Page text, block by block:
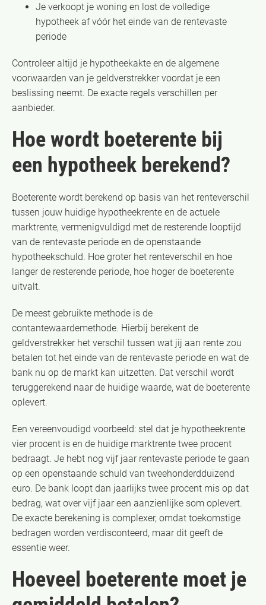
Je verkoopt je woning en lost de volledige
hypotheek af vóór het einde van de rentevaste
periode
Controleer altijd je hypotheekakte en de algemene
voorwaarden van je geldverstrekker voordat je een
beslissing neemt. De exacte regels verschillen per
aanbieder.
Hoe wordt boeterente bij
een hypotheek berekend?
Boeterente wordt berekend op basis van het renteverschil
tussen jouw huidige hypotheekrente en de actuele
marktrente, vermenigvuldigd met de resterende looptijd
van de rentevaste periode en de openstaande
hypotheekschuld. Hoe groter het renteverschil en hoe
langer de resterende periode, hoe hoger de boeterente
uitvalt.
De meest gebruikte methode is de
contantewaardemethode. Hierbij berekent de
geldverstrekker het verschil tussen wat jij aan rente zou
betalen tot het einde van de rentevaste periode en wat de
bank nu op de markt kan uitzetten. Dat verschil wordt
teruggerekend naar de huidige waarde, wat de boeterente
oplevert.
Een vereenvoudigd voorbeeld: stel dat je hypotheekrente
vier procent is en de huidige marktrente twee procent
bedraagt. Je hebt nog vijf jaar rentevaste periode te gaan
op een openstaande schuld van tweehonderdduizend
euro. De bank loopt dan jaarlijks twee procent mis op dat
bedrag, wat over vijf jaar een aanzienlijke som oplevert.
De exacte berekening is complexer, omdat toekomstige
bedragen worden verdisconteerd, maar dit geeft de
essentie weer.
Hoeveel boeterente moet je